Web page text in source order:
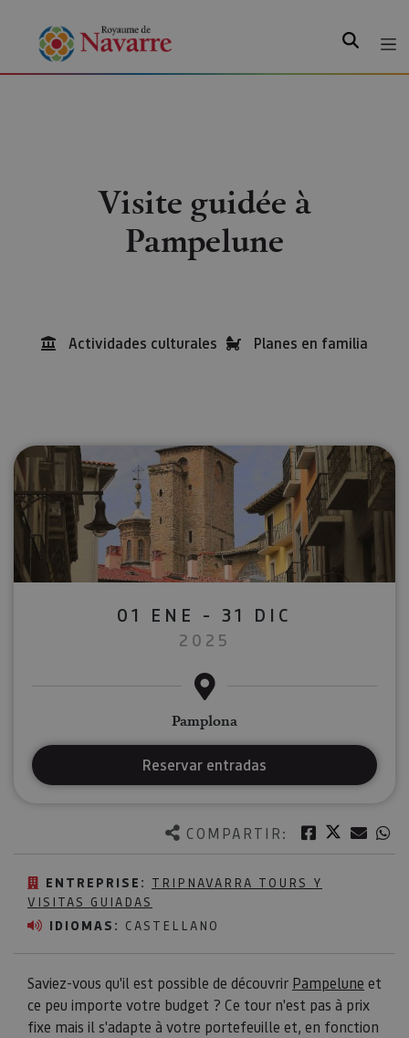
Visite guidée à
Pampelune
Actividades culturales Planes en familia
COMPARTIR: Facebook
Twitter
ENTREPRISE: TRIPNAVARRA TOURS Y
VISITAS GUIADAS
IDIOMAS: CASTELLANO
Saviez-vous qu'il est possible de découvrir Pampelune et
ce peu importe votre budget ? Ce tour n'est pas à prix
fixe mais il s'adapte à votre portefeuille et, en fonction
01 ENE - 31 DIC
2025
Pamplona
Reservar entradas